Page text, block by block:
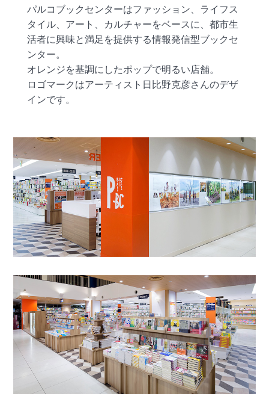
パルコブックセンターはファッション、ライフス
タイル、アート、カルチャーをベースに、 都市生
活者に興味と満足を提供する情報発信型ブックセ
ンター。
オレンジを基調にしたポップで明るい店舗。
ロゴマークはアーティスト日比野克彦さんのデザ
インです。